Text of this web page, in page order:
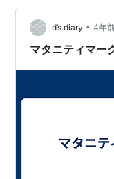
d’s diary • 4年
マタニティマー